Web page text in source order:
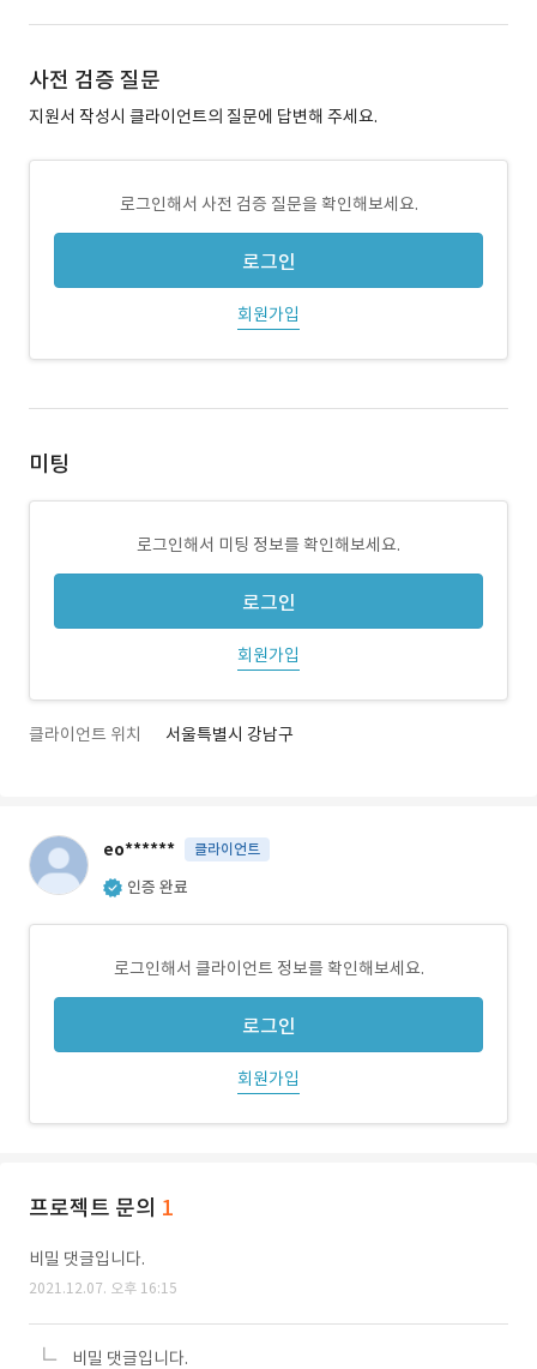
사전 검증 질문
지원서 작성시 클라이언트의 질문에 답변해 주세요.
로그인해서 사전 검증 질문을 확인해보세요.
로그인
회원가입
미팅
로그인해서 미팅 정보를 확인해보세요.
로그인
회원가입
클라이언트 위치 서울특별시 강남구
eo****** 클라이언트
인증 완료
로그인해서 클라이언트 정보를 확인해보세요.
로그인
회원가입
프로젝트 문의 1
비밀 댓글입니다.
2021.12.07. 오후 16:15
비밀 댓글입니다.